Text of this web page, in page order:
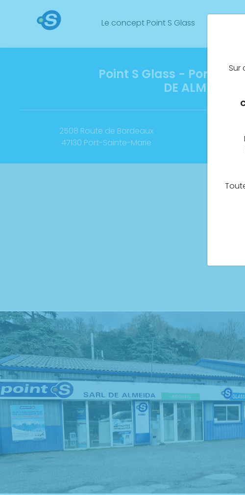
Le concept Point S Glass
Point S Glass - Port-
DE ALMEIDA
2508 Route de Bordeaux
47130 Port-Sainte-Marie
Sur